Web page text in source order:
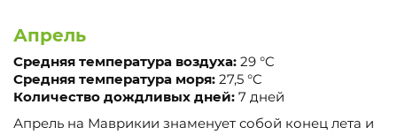
Апрель
Средняя температура воздуха: 29 °C
Средняя температура моря: 27,5 °C
Количество дождливых дней: 7 дней
Апрель на Маврикии знаменует собой конец лета и